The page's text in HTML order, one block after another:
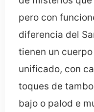
pero con
diferencia del
tienen un
unificado, con
toques de
bajo o palod e